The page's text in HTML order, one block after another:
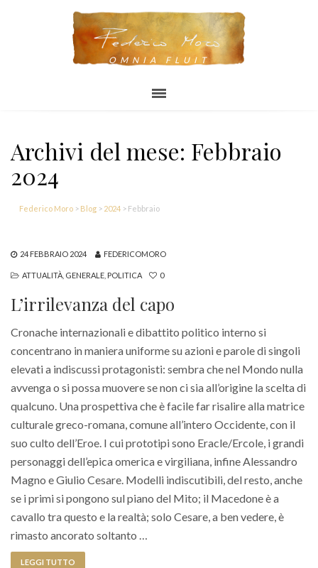
OMNIA FLUIT
Archivi del mese: Febbraio
2024
Federico Moro > Blog > 2024 > Febbraio
24 FEBBRAIO 2024 FEDERICOMORO
ATTUALITÀ GENERALE POLITICA 0
L’irrilevanza del capo
Cronache internazionali e dibattito politico interno si
concentrano in maniera uniforme su azioni e parole di singoli
elevati a indiscussi protagonisti: sembra che nel Mondo nulla
avvenga o si possa muovere se non ci sia all’origine la scelta di
qualcuno. Una prospettiva che è facile far risalire alla matrice
culturale greco-romana, comune all’intero Occidente, con il
suo culto dell’Eroe. I cui prototipi sono Eracle/Ercole, i grandi
personaggi dell’epica omerica e virgiliana, infine Alessandro
Magno e Giulio Cesare. Modelli indiscutibili, del resto, anche
se i primi si pongono sul piano del Mito; il Macedone è a
cavallo tra questo e la realtà; solo Cesare, a ben vedere, è
rimasto ancorato soltanto …
LEGGI TUTTO